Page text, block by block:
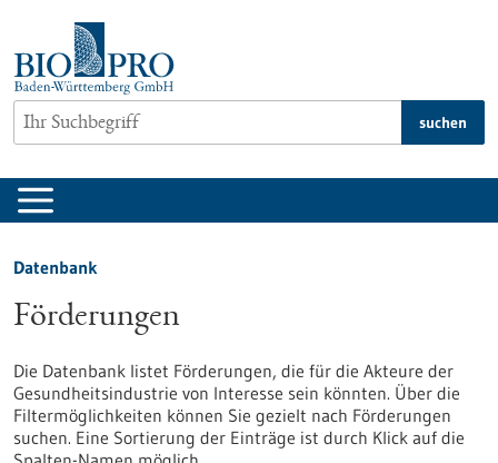
springen
suchen
Datenbank
Förderungen
Die Datenbank listet Förderungen, die für die Akteure der
Gesundheitsindustrie von Interesse sein könnten. Über die
Filtermöglichkeiten können Sie gezielt nach Förderungen
suchen. Eine Sortierung der Einträge ist durch Klick auf die